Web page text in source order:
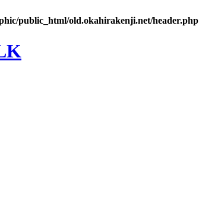
public_html/old.okahirakenji.net/header.php